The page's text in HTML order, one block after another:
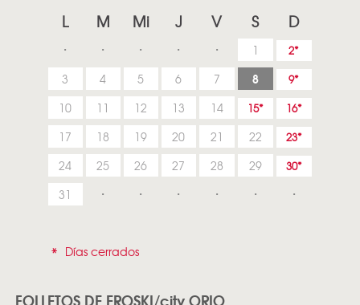
L M Mi J V S D
1 2
3 4 5 6 7 8 9
10 11 12 13 14 15 16
17 18 19 20 21 22 23
24 25 26 27 28 29 30
31
* Días cerrados
FOLLETOS DE EROSKI/city ORIO